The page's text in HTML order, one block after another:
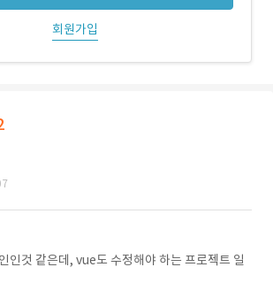
회원가입
인것 같은데, vue도 수정해야 하는 프로젝트 일